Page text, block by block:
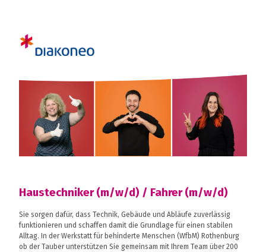
Haustechniker (m/w/d) / Fahrer (m/w/d)
Sie sorgen dafür, dass Technik, Gebäude und Abläufe zuverlässig
funktionieren und schaffen damit die Grundlage für einen stabilen
Alltag. In der Werkstatt für behinderte Menschen (WfbM) Rothenburg
ob der Tauber unterstützen Sie gemeinsam mit Ihrem Team über 200